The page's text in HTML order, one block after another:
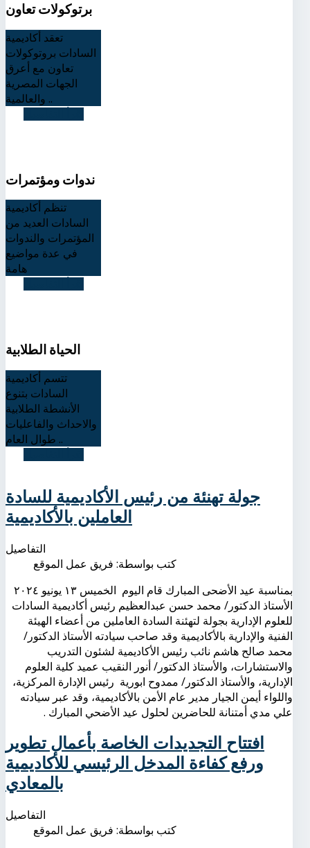
برتوكولات تعاون
تعقد أكاديمية
السادات بروتوكولات
تعاون مع أعرق
الجهات المصرية
والعالمية ..
ندوات ومؤتمرات
تنظم أكاديمية
السادات العديد من
المؤتمرات والندوات
في عدة مواضيع
الحياة الطلابية
تتسم أكاديمية
السادات بتنوع
الأنشطة الطلابية
والاحداث والفاعليات
طوال العام ..
جولة تهنئة من رئيس الأكاديمية للسادة
العاملين بالأكاديمية
التفاصيل
كتب بواسطة: فريق عمل الموقع
بمناسبة عيد الأضحى المبارك قام اليوم الخميس ١٣ يونيو ٢٠٢٤
الأستاذ الدكتور/ محمد حسن عبدالعظيم رئيس أكاديمية السادات
للعلوم الإدارية بجولة لتهئنة السادة العاملين من أعضاء الهيئة
الفنية والإدارية بالأكاديمية وقد صاحب سيادته الأستاذ الدكتور/
محمد صالح هاشم نائب رئيس الأكاديمية لشئون التدريب
والاستشارات، والأستاذ الدكتور/ أنور النقيب عميد كلية العلوم
الإدارية، والأستاذ الدكتور/ ممدوح ابورية رئيس الإدارة المركزية،
واللواء أيمن الجيار مدير عام الأمن بالأكاديمية، وقد عبر سيادته
علي مدي أمتنانة للحاضرين لحلول عيد الأضحي المبارك .
افتتاح التجديدات الخاصة بأعمال تطوير
ورفع كفاءة المدخل الرئيسي للأكاديمية
بالمعادي
التفاصيل
كتب بواسطة: فريق عمل الموقع